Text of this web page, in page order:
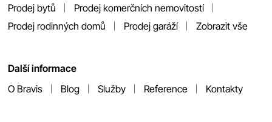
Prodej bytů
Prodej komerčních nemovitostí
Prodej rodinných domů
Prodej garáží Zobrazit vše
Další informace
O Bravis
Blog Služby Reference Kontakty